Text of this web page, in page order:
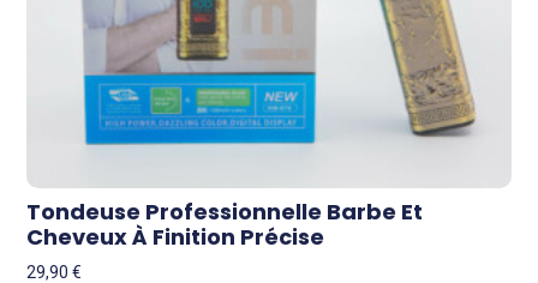
Tondeuse Professionnelle Barbe Et
Cheveux À Finition Précise
29,90€